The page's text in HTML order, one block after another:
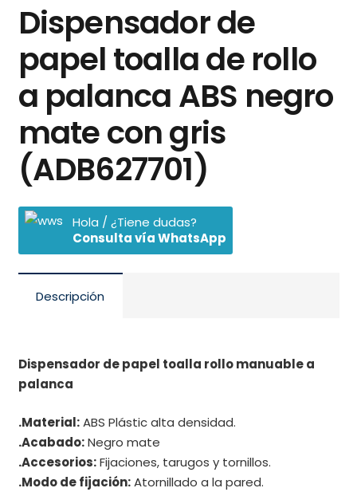
Dispensador de
papel toalla de rollo
a palanca ABS negro
mate con gris
(ADB627701)
Hola / ¿Tiene dudas?
Consulta vía WhatsApp
Descripción
Dispensador de papel toalla rollo manuable a
palanca
.Material:ABS Plástic alta densidad.
.Acabado:Negro mate
.Accesorios:Fijaciones, tarugos y tornillos.
.Modo de fijación:Atornillado a la pared.